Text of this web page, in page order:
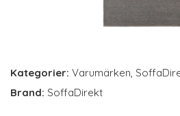
Kategorier: Varumärken,
Brand: SoffaDirekt